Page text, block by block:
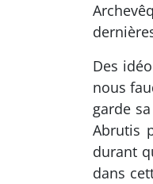
Des
nous
garde
Abrutis
durant
dans